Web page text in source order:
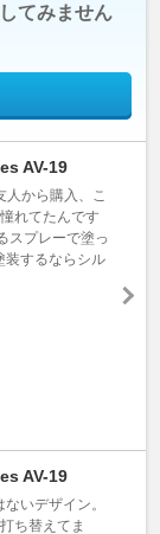
てみません
AV-19
から購入、こ
れてたんです
スプレーで塗っ
装するならシル
AV-19
いデザイン。
ち替えてま